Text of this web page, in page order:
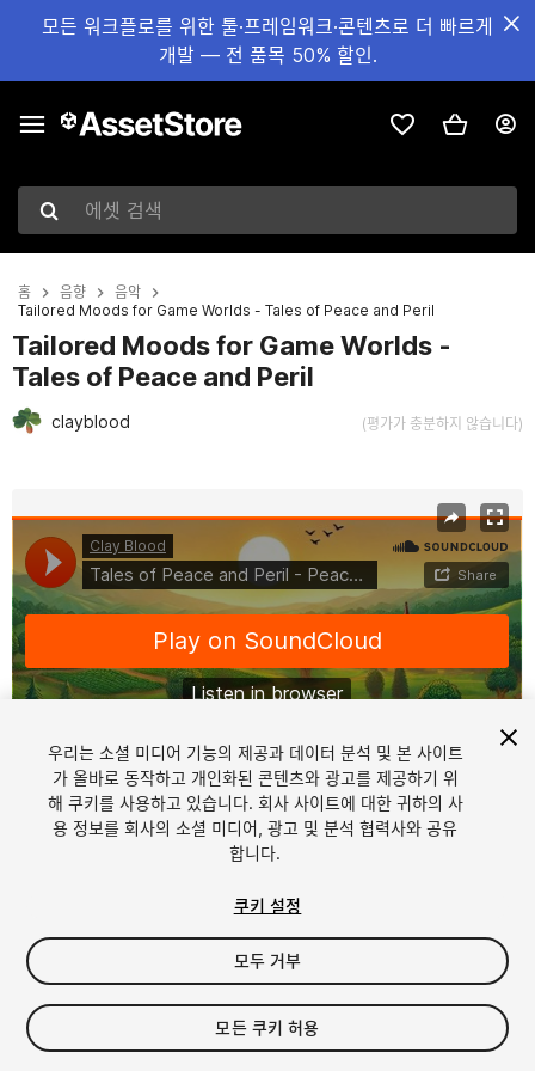
모든 워크플로를 위한 툴·프레임워크·콘텐츠로 더 빠르게
개발 — 전 품목 50% 할인.
에셋 검색
홈 음향
음악
Tailored Moods for Game Worlds - Tales of Peace and Peril
Tailored Moods for Game Worlds -
Tales of Peace and Peril
clayblood (평가가 충분하지 않습니다)
1/13
$19.98
세금/부가세는 결제 시 반영됩니다.
우리는 소셜 미디어 기능의 제공과 데이터 분석 및 본 사이트
가 올바로 동작하고 개인화된 콘텐츠와 광고를 제공하기 위
해 쿠키를 사용하고 있습니다. 회사 사이트에 대한 귀하의 사
용 정보를 회사의 소셜 미디어, 광고 및 분석 협력사와 공유
합니다.
쿠키 설정
모두 거부
모든 쿠키 허용